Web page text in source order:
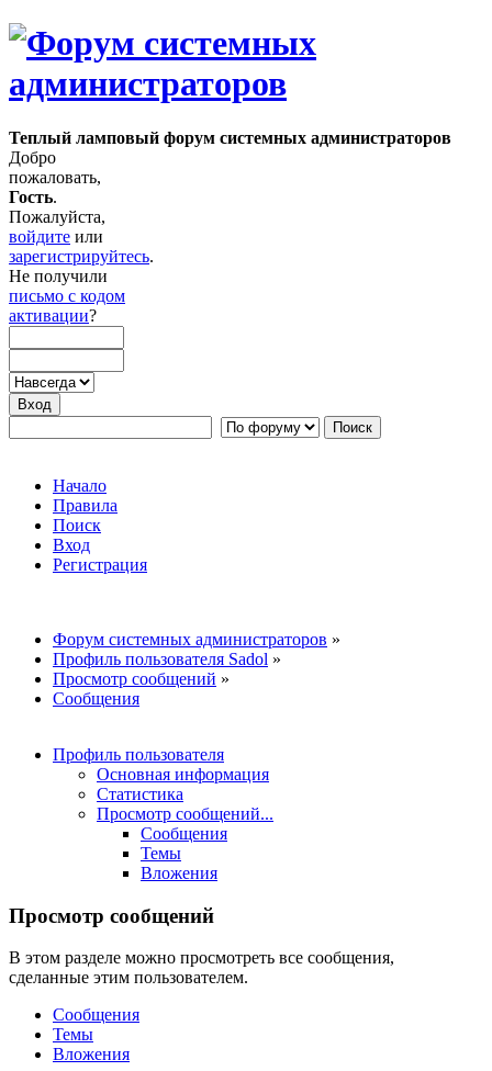
Теплый ламповый форум системных администраторов
Добро
пожаловать,
Гость.
Пожалуйста,
войдите или
зарегистрируйтесь.
Не получили
письмо с кодом
активации?
Начало
Правила
Поиск
Вход
Регистрация
Форум системных администраторов »
Профиль пользователя Sadol »
Просмотр сообщений »
Сообщения
Профиль пользователя
Основная информация
Статистика
Просмотр сообщений...
Сообщения
Темы
Вложения
Просмотр сообщений
В этом разделе можно просмотреть все сообщения,
сделанные этим пользователем.
Сообщения
Темы
Вложения